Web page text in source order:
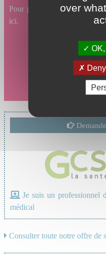
Pour prendre un rendez-
ici.
Je suis un professionnel
médical
Consulter toute notre offre de
over